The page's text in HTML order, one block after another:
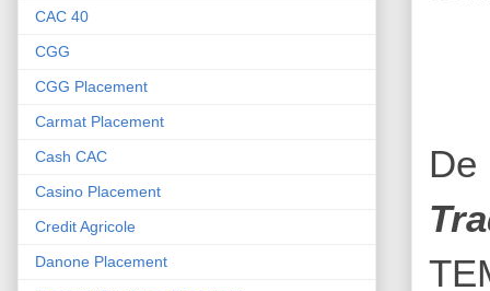
CAC 40
CGG
CGG Placement
Carmat Placement
Cash CAC
Casino Placement
Credit Agricole
Danone Placement